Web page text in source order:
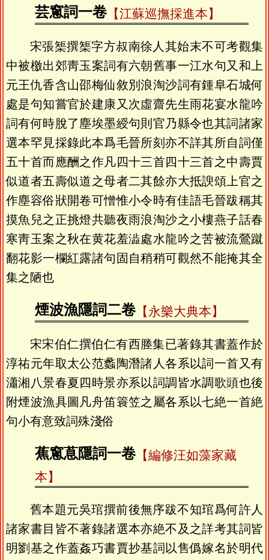
芸窻詞一卷【江蘇巡撫採進本】
宋張榘撰榘字方叔南徐人其始末不可考觀集
中被檄出郊靑玉案詞有六朝舊事一江水句又和上
元王仇香含山邵梅仙敘別浪淘沙詞有鍾阜石城何
處是句知嘗官於建康又次虛齋先生雨花宴水龍吟
詞有何時脫了塵埃墨綬句則官乃縣令也其詞諸家
選本罕見採錄此本爲毛晉所刻亦不詳其所自詞僅
五十首而應酬之作凡四十三首四十三首之中壽賈
似道者五壽似道之母者二其餘亦大抵諛頌上官之
作塵容俗狀開卷可憎惟小令時有佳語毛晉跋稱其
摸魚兒之正挑燈共聽夜雨浪淘沙之小樓燕子話春
寒靑玉案之秋在黄花羞澁處水龍吟之苦被流鶯蹴
翻花影一欄紅露諸句固自稍稍可觀然不能掩其全
集之陋也
煙波漁隱詞二卷【永樂大典本】
宋宋伯仁撰伯仁有西塍集已著錄其書蓋作於
淳祐元年取太公范蠡陶潛諸人各系以詞一首又有
瀟湘八景春夏四時景亦系以詞調皆水調歌頭也後
附煙波漁具圖凡舟笛簑笠之屬各系以七絶一首絶
句小有意致詞殊淺俗
蕉窻蒠隱詞一卷【編修汪如藻家藏
本】
舊本題元吳琯撰前後無序跋不知琯爲何許人
諸家書目皆不著錄諸選本亦絶不及之詳考其詞皆
明劉基之作蓋姦巧書賈抄基詞以售僞嫁名於明代